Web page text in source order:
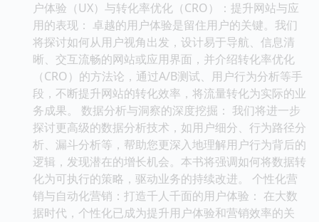
户体验（UX）与转化率优化（CRO）：提升网站与应
用的表现： 卓越的用户体验是留住用户的关键。我们
将探讨如何从用户视角出发，设计易于导航、信息清
晰、交互流畅的网站或应用界面，并介绍转化率优化
（CRO）的方法论，通过A/B测试、用户行为分析等手
段，不断提升网站的转化效率，将流量转化为实际的业
务成果。 数据分析与洞察的深度挖掘： 我们将进一步
探讨更高级的数据分析技术，如用户细分、行为路径分
析、漏斗分析等，帮助您更深入地理解用户行为背后的
逻辑，发现潜在的增长机会。本书将强调如何将数据转
化为可执行的策略，驱动业务的持续改进。 个性化营
销与自动化营销：打造千人千面的用户体验： 在大数
据时代，个性化已成为提升用户体验和营销效率的关